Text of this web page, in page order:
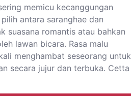
memicu kecanggungan
antara saranghae dan
suasana romantis atau bahkan
lawan bicara. Rasa malu
menghambat seseorang untuk
secara jujur dan terbuka. Cetta